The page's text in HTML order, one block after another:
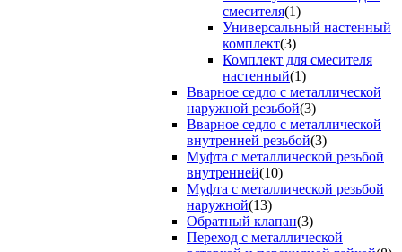
смесителя(1)
Универсальный настенный
комплект(3)
Комплект для смесителя
настенный(1)
Вварное седло с металлической
наружной резьбой(3)
Вварное седло с металлической
внутренней резьбой(3)
Муфта с металлической резьбой
внутренней(10)
Муфта с металлической резьбой
наружной(13)
Обратный клапан(3)
Переход с металлической